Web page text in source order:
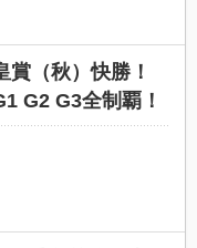
賞（秋）快勝！
G2 G3全制覇！